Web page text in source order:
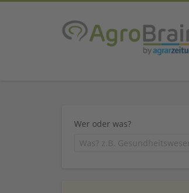
Wer oder was?